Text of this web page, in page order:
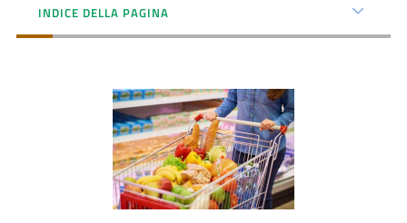
Bandi
INDICE DELLA PAGINA